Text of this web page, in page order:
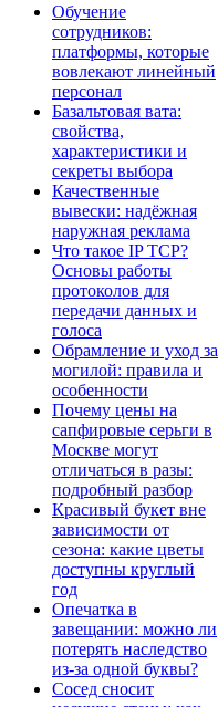
Обучение
сотрудников:
платформы, которые
вовлекают линейный
персонал
Базальтовая вата:
свойства,
характеристики и
секреты выбора
Качественные
вывески: надёжная
наружная реклама
Что такое IP TCP?
Основы работы
протоколов для
передачи данных и
голоса
Обрамление и уход за
могилой: правила и
особенности
Почему цены на
сапфировые серьги в
Москве могут
отличаться в разы:
подробный разбор
Красивый букет вне
зависимости от
сезона: какие цветы
доступны круглый
год
Опечатка в
завещании: можно ли
потерять наследство
из-за одной буквы?
Сосед сносит